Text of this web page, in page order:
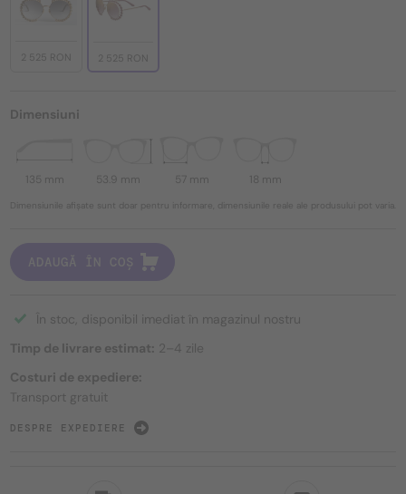
2 525 RON 2 525 RON
Dimensiuni
135 mm 53.9 mm 57 mm 18 mm
Dimensiunile afișate sunt doar pentru informare, dimensiunile reale ale produsului pot varia.
ADAUGĂ ÎN COȘ
În stoc, disponibil imediat în magazinul nostru
Timp de livrare estimat: 2–4 zile
Costuri de expediere:
Transport gratuit
DESPRE EXPEDIERE